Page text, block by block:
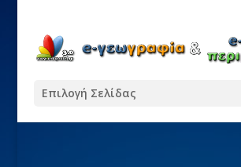
Επιλογή Σελίδας